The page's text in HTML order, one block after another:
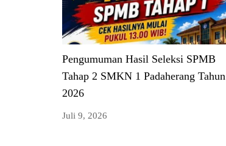
Pengumuman Hasil Seleksi SPMB
Tahap 2 SMKN 1 Padaherang Tahun
2026
Juli 9, 2026